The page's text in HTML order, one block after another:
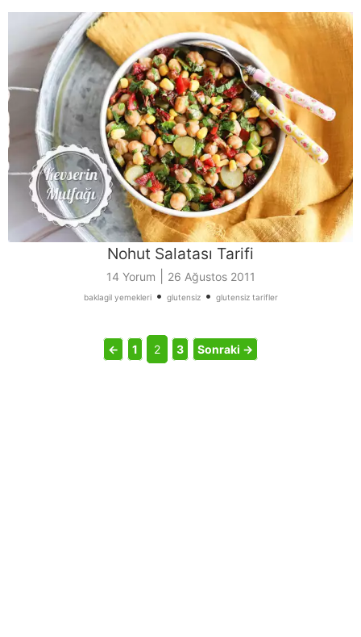
Nohut Salatası Tarifi
14 Yorum 26 Ağustos 2011
baklagil yemekleri• glutensiz• glutensiz tarifler
← 1 2 3 Sonraki →